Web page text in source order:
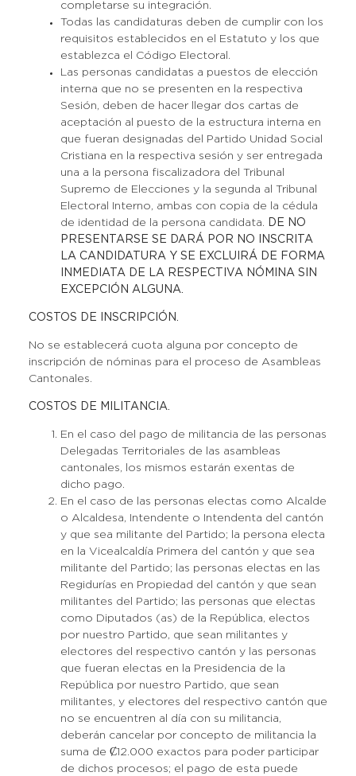
completarse su integración.
Todas las candidaturas deben de cumplir con los
requisitos establecidos en el Estatuto y los que
establezca el Código Electoral.
Las personas candidatas a puestos de elección
interna que no se presenten en la respectiva
Sesión, deben de hacer llegar dos cartas de
aceptación al puesto de la estructura interna en
que fueran designadas del Partido Unidad Social
Cristiana en la respectiva sesión y ser entregada
una a la persona fiscalizadora del Tribunal
Supremo de Elecciones y la segunda al Tribunal
Electoral Interno, ambas con copia de la cédula
de identidad de la persona candidata.
DE NO
PRESENTARSE SE DARÁ POR NO INSCRITA
LA CANDIDATURA Y SE EXCLUIRÁ DE FORMA
INMEDIATA DE LA RESPECTIVA NÓMINA SIN
EXCEPCIÓN ALGUNA.
COSTOS DE INSCRIPCIÓN.
No se establecerá cuota alguna por concepto de
inscripción de nóminas para el proceso de Asambleas
Cantonales.
COSTOS DE MILITANCIA.
En el caso del pago de militancia de las personas
Delegadas Territoriales de las asambleas
cantonales, los mismos estarán exentas de
dicho pago.
En el caso de las personas electas como Alcalde
o Alcaldesa, Intendente o Intendenta del cantón
y que sea militante del Partido; la persona electa
en la Vicealcaldía Primera del cantón y que sea
militante del Partido; las personas electas en las
Regidurías en Propiedad del cantón y que sean
militantes del Partido; las personas que electas
como Diputados (as) de la República, electos
por nuestro Partido, que sean militantes y
electores del respectivo cantón y las personas
que fueran electas en la Presidencia de la
República por nuestro Partido, que sean
militantes, y electores del respectivo cantón que
no se encuentren al día con su militancia,
deberán cancelar por concepto de militancia la
suma de Ȼ12.000 exactos para poder participar
de dichos procesos; el pago de esta puede